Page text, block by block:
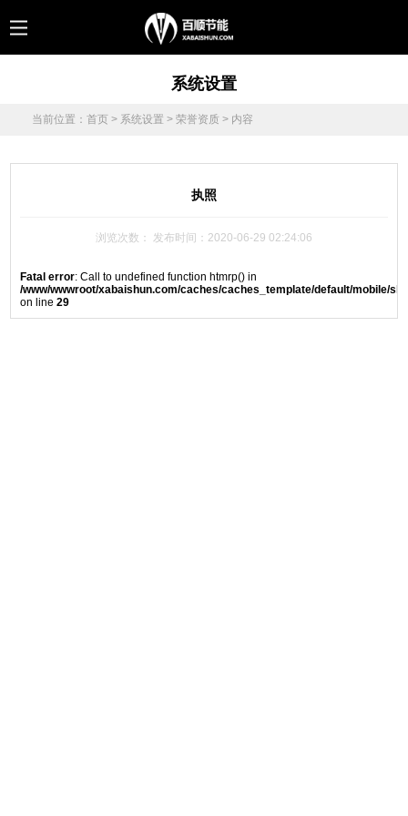
系统设置
当前位置： 首页 > 系统设置 > 荣誉资质 > 内容
执照
浏览次数： 发布时间：2020-06-29 02:24:06
Fatal error: Call to undefined function htmrp() in
/www/wwwroot/xabaishun.com/caches/caches_template/default/mobile/
on line29